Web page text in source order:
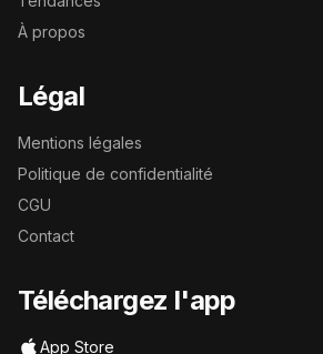
À propos
Légal
Mentions légales
Politique de confidentialité
CGU
Contact
Téléchargez l'app
App Store